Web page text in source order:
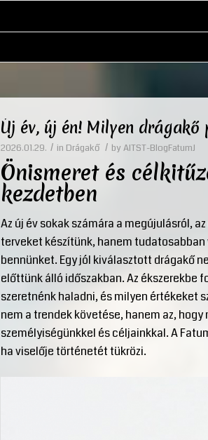
Új év, új én! Milyen
2026.01.29. / in Drágakő / by AITST-BlogFatumJ
Önismeret és
kezdetben
Az új év sokak számára a megújulásról,
terveket készítünk, hanem
bennünket. Egy jól kiválasztott drágakő
előttünk álló időszakban. Az ékszerekbe
szeretnénk haladni, és milyen értékeket
nem a trendek követése, hanem az,
személyiségünkkel és céljainkkal. A
ha viselője történetét tükrözi.